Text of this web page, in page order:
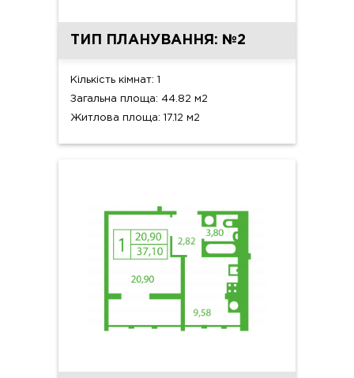
ТИП ПЛАНУВАННЯ: №2
Кількість кімнат: 1
Загальна площа: 44.82 м2
Житлова площа: 17.12 м2